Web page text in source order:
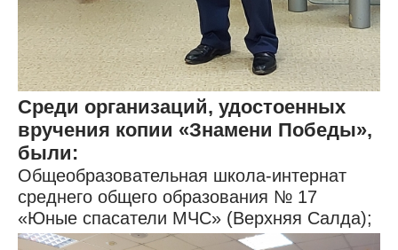
Среди организаций, удостоенных
вручения копии «Знамени Победы»,
были:
Общеобразовательная школа-интернат
среднего общего образования № 17
«Юные спасатели МЧС» (Верхняя Салда);